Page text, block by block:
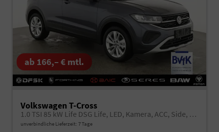
ab 166,– € mtl.
Volkswagen T-Cross
1.0 TSI 85 kW Life DSG Life, LED, Kamera, ACC, Side, Winter, 17-Zoll
unverbindliche Lieferzeit: 7 Tage